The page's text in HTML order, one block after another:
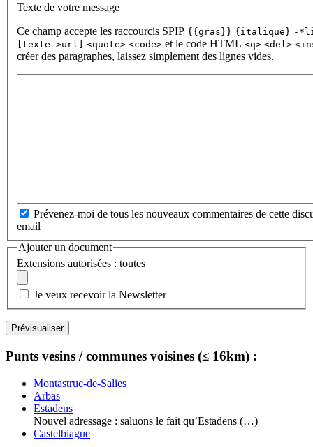
Texte de votre message
Ce champ accepte les raccourcis SPIP {{gras}} {italique} -
[texte->url] <quote> <code> et le code HTML <q> <del>
créer des paragraphes, laissez simplement des lignes vides.
Prévenez-moi de tous les nouveaux commentaires de cette
email
Ajouter un document
Extensions autorisées : toutes
Je veux recevoir la Newsletter
Punts vesins / communes voisines (≤ 16km) :
Montastruc-de-Salies
Arbas
Estadens
Nouvel adressage : saluons le fait qu’Estadens (…)
Castelbiague